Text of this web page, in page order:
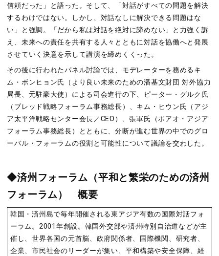
信頼だった」と語った。そして、「対話がすべての問題を解決
するわけではない。しかし、対話なしに解決できる問題はな
い」と強調。「だから私は対話を絶対に諦めない」と力強く訴
え、未来への責任を共有する人々とともに対話を協働へと発展
させていく決意を示して講演を締めくくった。
その後に行われたパネル討論では、モデレーターを務めるキ
ム・ボンヒョン氏（より良い未来のための潘基文財団 対外協力
局長、元駐豪大使）による司会進行の下、ピーター・グルク氏
（ブレッド戦略フォーラム事務総長）、キム・ヒウン氏（アジ
ア太平洋戦略センター会長／CEO ）、張軍氏（ボアオ・アジア
フォーラム事務総長）とともに、分断が進む世界の中でのグロ
ーバル・フォーラムの役割と可能性について議論を交わした。
◆済州フォーラム（平和と繁栄のための済州
フォーラム） 概要
韓国・済州島で毎年開催される東アジア有数の国際対話フォ
ーラム。 2001 年創設。韓国外交部や済州特別自治道などが主
催し、世界各国の元首脳、政府関係者、国際機関、研究者、
企業、市民社会のリーダーが集い、平和構築や安全保障、経